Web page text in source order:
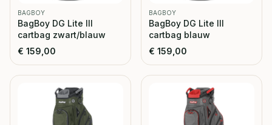
BAGBOY
BagBoy DG Lite III
cartbag zwart/blauw
€ 159,00
BAGBOY
BagBoy DG Lite III
cartbag blauw
€ 159,00